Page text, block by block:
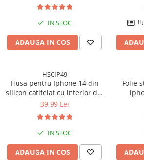
de suport, Protectie completa
(fata+spate) - Visiniu
IN STOC
ADAUGA IN COS
HSCIP49
Husa pentru Iphone 14 din
sIlicon catifelat cu interior din
microfibra si protectie la
39,99 Lei
IN STOC
ADAUGA IN COS
Folie